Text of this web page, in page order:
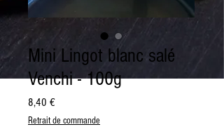
Mini Lingot blanc salé
Venchi - 100g
8,40 €Prix
Retrait de commande